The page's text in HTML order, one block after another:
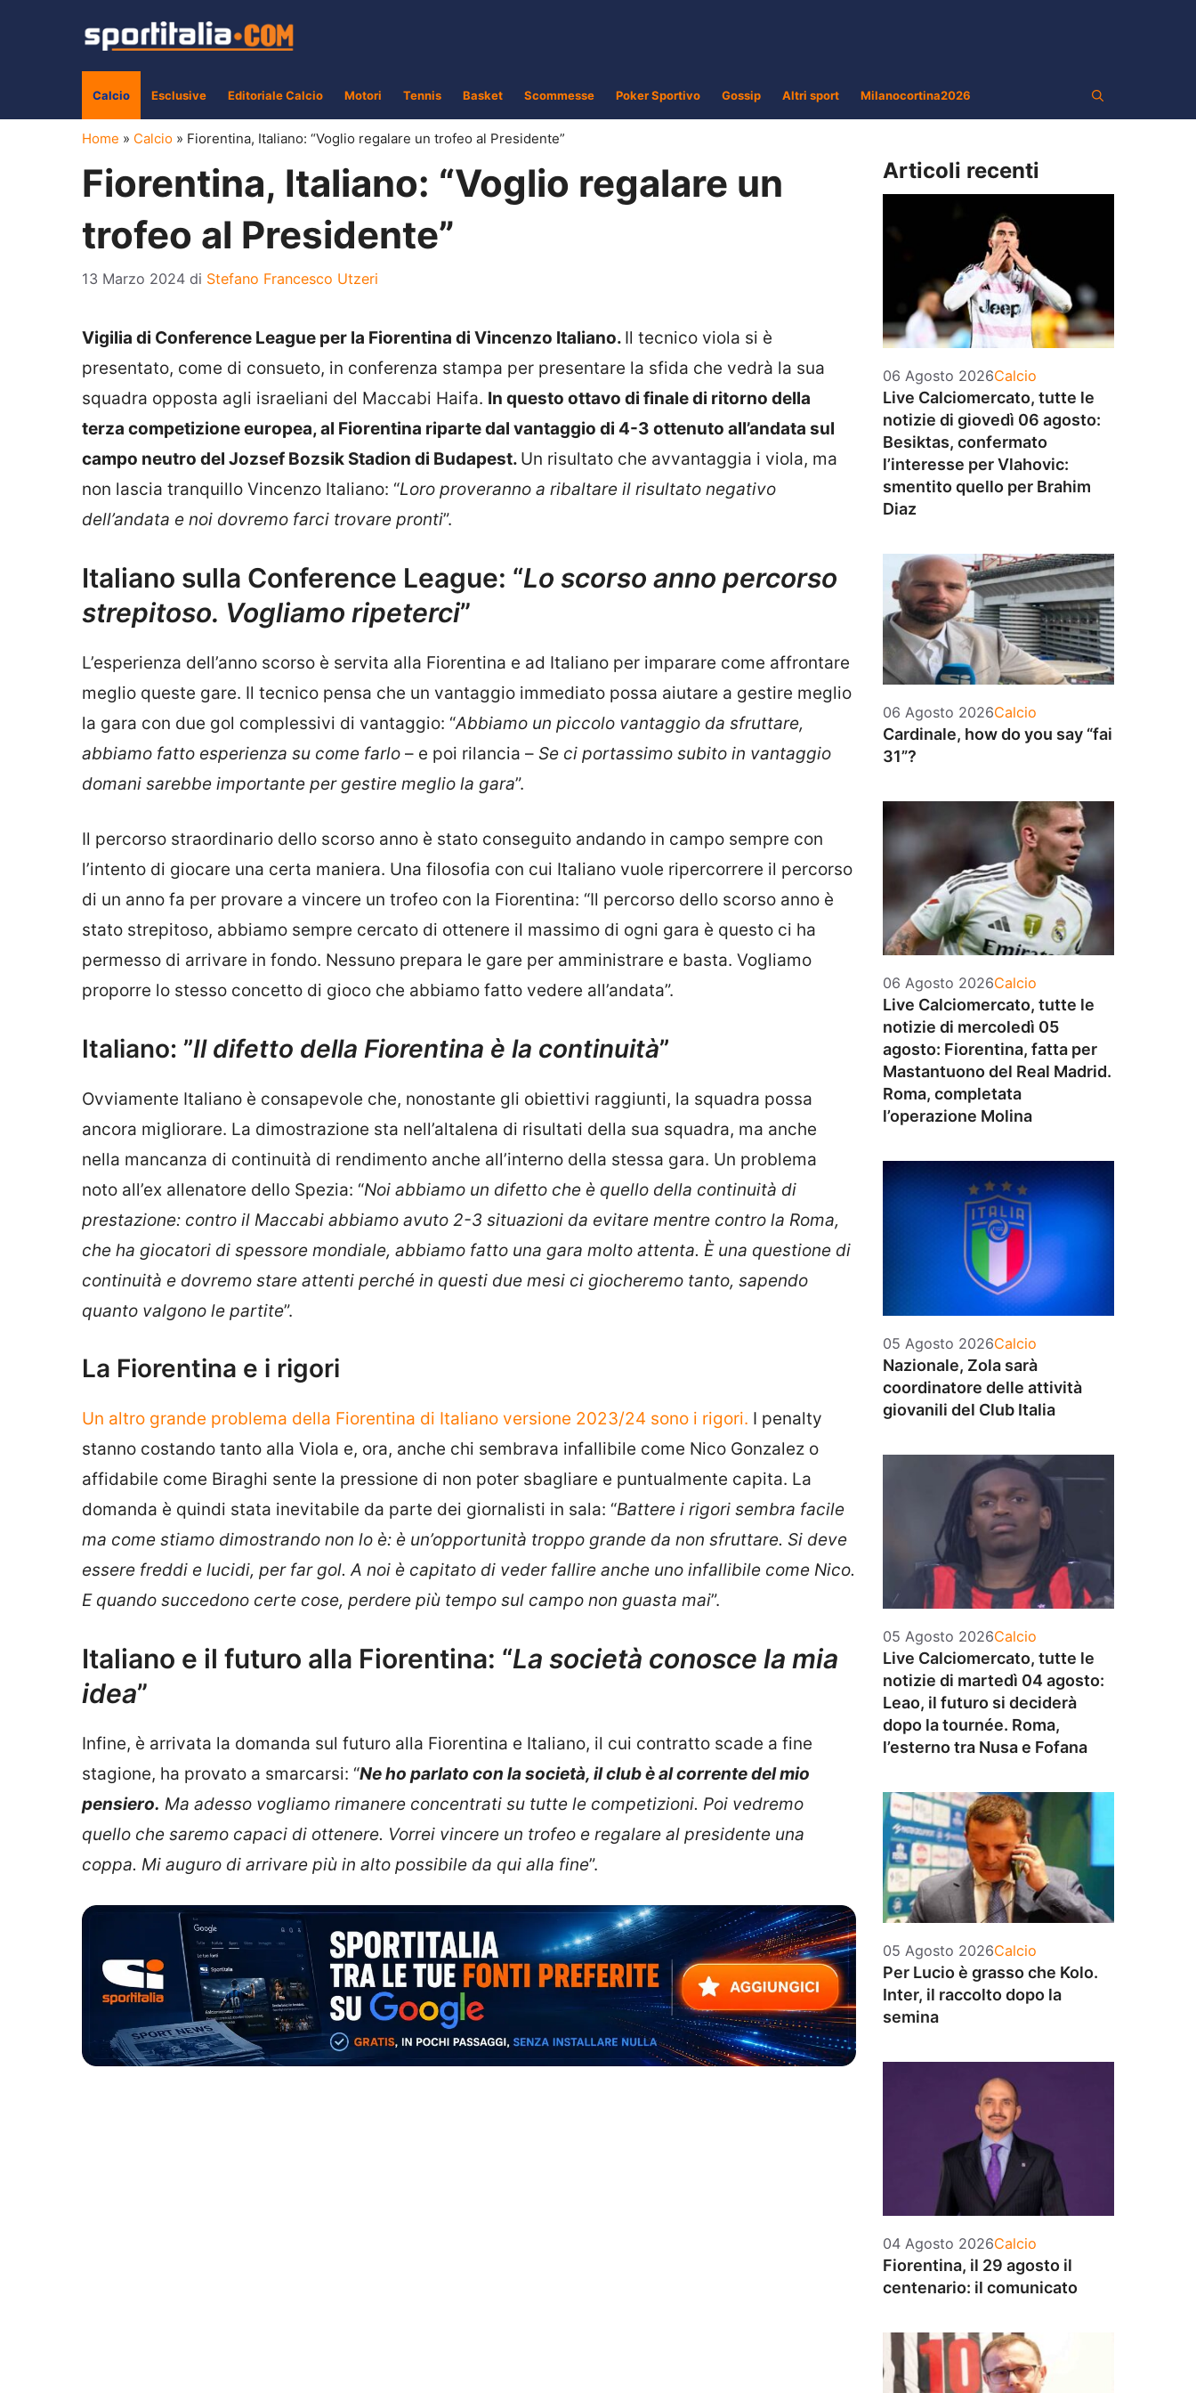
Calcio Esclusive Editoriale Calcio Motori Tennis Basket Scommesse Poker Sportivo Gossip Altri sport Milanocortina2026
Home » Calcio » Fiorentina, Italiano: “Voglio regalare un trofeo al Presidente”
Fiorentina, Italiano: “Voglio regalare un
trofeo al Presidente”
13 Marzo 2024 di Stefano Francesco Utzeri
Vigilia di Conference League per la Fiorentina di Vincenzo Italiano. Il tecnico viola si è
presentato, come di consueto, in conferenza stampa per presentare la sfida che vedrà la sua
squadra opposta agli israeliani del Maccabi Haifa. In questo ottavo di finale di ritorno della
terza competizione europea, al Fiorentina riparte dal vantaggio di 4-3 ottenuto all’andata sul
campo neutro del Jozsef Bozsik Stadion di Budapest. Un risultato che avvantaggia i viola, ma
non lascia tranquillo Vincenzo Italiano: “Loro proveranno a ribaltare il risultato negativo
dell’andata e noi dovremo farci trovare pronti”.
Italiano sulla Conference League: “Lo scorso anno percorso
strepitoso. Vogliamo ripeterci”
L’esperienza dell’anno scorso è servita alla Fiorentina e ad Italiano per imparare come affrontare
meglio queste gare. Il tecnico pensa che un vantaggio immediato possa aiutare a gestire meglio
la gara con due gol complessivi di vantaggio: “Abbiamo un piccolo vantaggio da sfruttare,
abbiamo fatto esperienza su come farlo – e poi rilancia – Se ci portassimo subito in vantaggio
domani sarebbe importante per gestire meglio la gara”.
Il percorso straordinario dello scorso anno è stato conseguito andando in campo sempre con
l’intento di giocare una certa maniera. Una filosofia con cui Italiano vuole ripercorrere il percorso
di un anno fa per provare a vincere un trofeo con la Fiorentina: “Il percorso dello scorso anno è
stato strepitoso, abbiamo sempre cercato di ottenere il massimo di ogni gara è questo ci ha
permesso di arrivare in fondo. Nessuno prepara le gare per amministrare e basta. Vogliamo
proporre lo stesso concetto di gioco che abbiamo fatto vedere all’andata”.
Italiano: ”Il difetto della Fiorentina è la continuità”
Ovviamente Italiano è consapevole che, nonostante gli obiettivi raggiunti, la squadra possa
ancora migliorare. La dimostrazione sta nell’altalena di risultati della sua squadra, ma anche
nella mancanza di continuità di rendimento anche all’interno della stessa gara. Un problema
noto all’ex allenatore dello Spezia: “Noi abbiamo un difetto che è quello della continuità di
prestazione: contro il Maccabi abbiamo avuto 2-3 situazioni da evitare mentre contro la Roma,
che ha giocatori di spessore mondiale, abbiamo fatto una gara molto attenta. È una questione di
continuità e dovremo stare attenti perché in questi due mesi ci giocheremo tanto, sapendo
quanto valgono le partite”.
La Fiorentina e i rigori
Un altro grande problema della Fiorentina di Italiano versione 2023/24 sono i rigori. I penalty
stanno costando tanto alla Viola e, ora, anche chi sembrava infallibile come Nico Gonzalez o
affidabile come Biraghi sente la pressione di non poter sbagliare e puntualmente capita. La
domanda è quindi stata inevitabile da parte dei giornalisti in sala: “Battere i rigori sembra facile
ma come stiamo dimostrando non lo è: è un’opportunità troppo grande da non sfruttare. Si deve
essere freddi e lucidi, per far gol. A noi è capitato di veder fallire anche uno infallibile come Nico.
E quando succedono certe cose, perdere più tempo sul campo non guasta mai”.
Italiano e il futuro alla Fiorentina: “La società conosce la mia
idea”
Infine, è arrivata la domanda sul futuro alla Fiorentina e Italiano, il cui contratto scade a fine
stagione, ha provato a smarcarsi: “Ne ho parlato con la società, il club è al corrente del mio
pensiero. Ma adesso vogliamo rimanere concentrati su tutte le competizioni. Poi vedremo
quello che saremo capaci di ottenere. Vorrei vincere un trofeo e regalare al presidente una
coppa. Mi auguro di arrivare più in alto possibile da qui alla fine”.
Articoli recenti
06 Agosto 2026Categorie
Calcio
Live Calciomercato, tutte le
notizie di giovedì 06 agosto:
Besiktas, confermato
l’interesse per Vlahovic:
smentito quello per Brahim
Diaz
06 Agosto 2026Categorie
Calcio
Cardinale, how do you say “fai
31”?
06 Agosto 2026Categorie
Calcio
Live Calciomercato, tutte le
notizie di mercoledì 05
agosto: Fiorentina, fatta per
Mastantuono del Real Madrid.
Roma, completata
l’operazione Molina
05 Agosto 2026Categorie
Calcio
Nazionale, Zola sarà
coordinatore delle attività
giovanili del Club Italia
05 Agosto 2026Categorie
Calcio
Live Calciomercato, tutte le
notizie di martedì 04 agosto:
Leao, il futuro si deciderà
dopo la tournée. Roma,
l’esterno tra Nusa e Fofana
05 Agosto 2026Categorie
Calcio
Per Lucio è grasso che Kolo.
Inter, il raccolto dopo la
semina
04 Agosto 2026Categorie
Calcio
Fiorentina, il 29 agosto il
centenario: il comunicato